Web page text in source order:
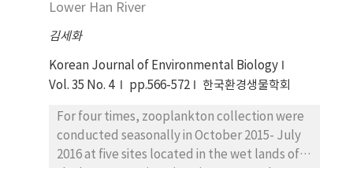
Lower Han River
김세화
Korean Journal of Environmental Biology
Vol. 35 No. 4
pp.566-572 한국환경생물학회
For four times, zooplankton collection were
conducted seasonally in October 2015- July
2016 at five sites located in the wet lands of